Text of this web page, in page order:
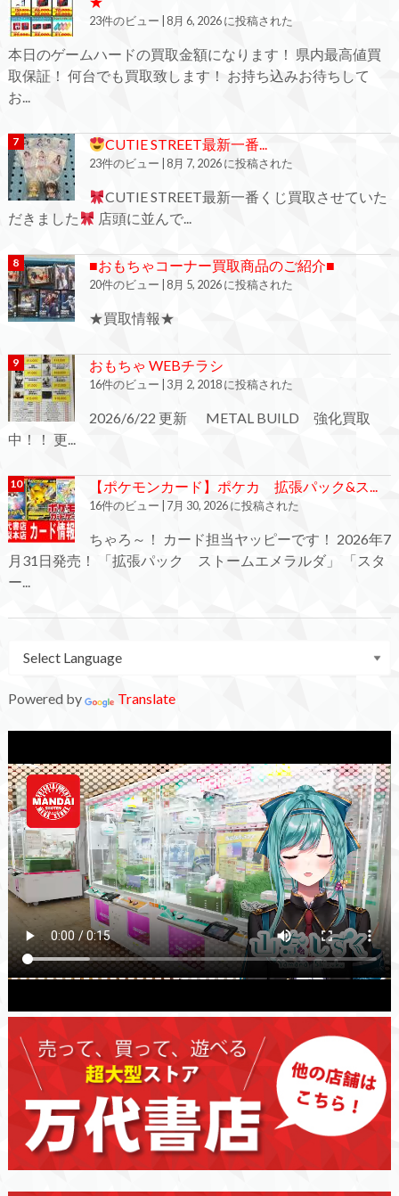
23件のビュー 8月 6, 2026 に投稿された
本日のゲームハードの買取金額になります！ 県内最高値買
取保証！ 何台でも買取致します！ お持ち込みお待ちして
お...
CUTIE STREET最新一番...
23件のビュー 8月 7, 2026 に投稿された
CUTIE STREET最新一番くじ買取させていた
だきました
店頭に並んで...
■おもちゃコーナー買取商品のご紹介■
20件のビュー 8月 5, 2026 に投稿された
★買取情報★
おもちゃ WEBチラシ
16件のビュー 3月 2, 2018 に投稿された
2026/6/22 更新 METAL BUILD 強化買取
中！！ 更...
【ポケモンカード】ポケカ 拡張パック&ス...
16件のビュー 7月 30, 2026 に投稿された
ちゃろ～！ カード担当ヤッピーです！ 2026年7
月31日発売！ 「拡張パック ストームエメラルダ」 「スタ
ー...
Powered by Translate